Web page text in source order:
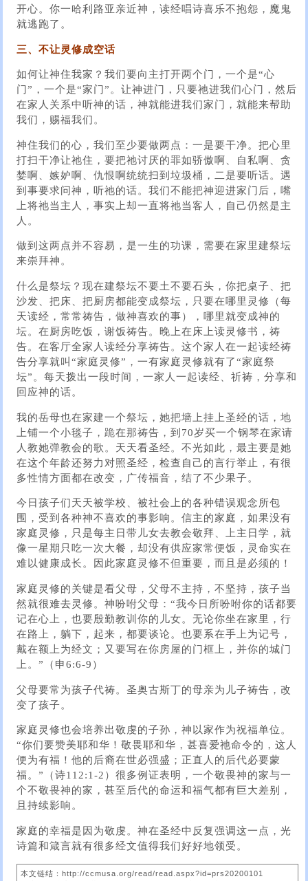
开心。你一哈利路亚亲近神，读经唱诗喜乐不抱怨，魔鬼
就逃跑了。
三、不让灵修成空话
如何让神住我家？我们要向主打开两个门，一个是“心
门”，一个是“家门”。让神进门，只要祂进我们心门，然后
在家人关系中听神的话，神就能进我们家门，就能来帮助
我们，赐福我们。
神住我们的心，我们至少要做两点：一是要干净。把心里
打扫干净让祂住，要把祂讨厌的罪如骄傲啊、自私啊、贪
婪啊、嫉妒啊、仇恨啊统统扫到垃圾桶，二是要听话。遇
到事要求问神，听祂的话。我们不能把神迎进家门后，嘴
上将祂当主人，事实上却一直将祂当客人，自己仍然是主
人。
做到这两点并不容易，是一生的功课，需要在家里建祭坛
来崇拜神。
什么是祭坛？现在建祭坛不要土不要石头，你把桌子、把
沙发、把床、把厨房都能变成祭坛，只要在哪里灵修（每
天读经，常常祷告，做神喜欢的事），哪里就变成神的
坛。在厨房吃饭，谢饭祷告。晚上在床上读灵修书，祷
告。在客厅全家人读经分享祷告。这个家人在一起读经祷
告分享就叫“家庭灵修”，一有家庭灵修就有了“家庭祭
坛”。每天拨出一段时间，一家人一起读经、祈祷，分享和
回应神的话。
我的岳母也在家建一个祭坛，她把墙上挂上圣经的话，地
上铺一个小毯子，跪在那祷告，到70岁买一个钢琴在家请
人教她弹教会的歌。天天看圣经。不光如此，最主要是她
在这个年龄还努力对照圣经，检查自己的言行举止，有很
多性情方面都在改变，广传福音，结了不少果子。
今日孩子们天天被学校、被社会上的各种错误观念所包
围，受到各种神不喜欢的事影响。信主的家庭，如果没有
家庭灵修，只是每主日带儿女去教会敬拜、上主日学，就
像一星期只吃一次大餐，却没有供应家常便饭，灵命实在
难以健康成长。因此家庭灵修不但重要，而且是必须的！
家庭灵修的关键是看父母，父母不主持，不坚持，孩子当
然就很难去灵修。神吩咐父母：“我今日所吩咐你的话都要
记在心上，也要殷勤教训你的儿女。无论你坐在家里，行
在路上，躺下，起来，都要谈论。也要系在手上为记号，
戴在额上为经文；又要写在你房屋的门框上，并你的城门
上。”（申6:6-9）
父母要常为孩子代祷。圣奥古斯丁的母亲为儿子祷告，改
变了孩子。
家庭灵修也会培养出敬虔的子孙，神以家作为祝福单位。
“你们要赞美耶和华！敬畏耶和华，甚喜爱祂命令的，这人
便为有福！他的后裔在世必强盛；正直人的后代必要蒙
福。”（诗112:1-2）很多例证表明，一个敬畏神的家与一
个不敬畏神的家，甚至后代的命运和福气都有巨大差别，
且持续影响。
家庭的幸福是因为敬虔。神在圣经中反复强调这一点，光
诗篇和箴言就有很多经文值得我们好好地领受。
本文链结：http://ccmusa.org/read/read.aspx?id=prs20200101